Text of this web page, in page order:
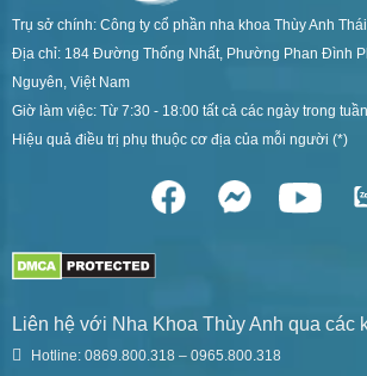
Trụ sở chính: Công ty cổ phần nha khoa Thùy Anh
Địa chỉ: 184 Đường Thống Nhất, Phường Phan Đình
Nguyên, Việt Nam
Giờ làm việc: Từ 7:30 - 18:00 tất cả các ngày trong
Hiệu quả điều trị phụ thuộc cơ địa của mỗi người (*)
Liên hệ với Nha Khoa Thùy Anh qua các
Hotline: 0869.800.318 – 0965.800.318